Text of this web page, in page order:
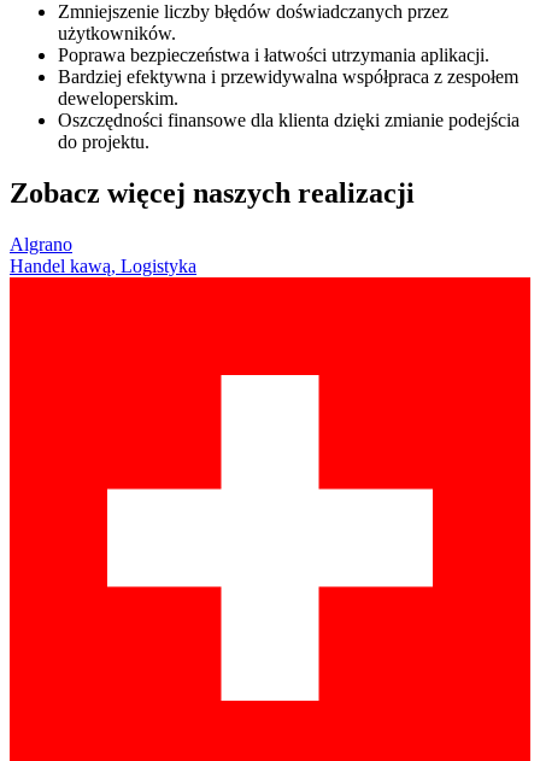
Zmniejszenie liczby błędów doświadczanych przez
użytkowników.
Poprawa bezpieczeństwa i łatwości utrzymania aplikacji.
Bardziej efektywna i przewidywalna współpraca z zespołem
deweloperskim.
Oszczędności finansowe dla klienta dzięki zmianie podejścia
do projektu.
Zobacz więcej naszych realizacji
Algrano
Handel kawą, Logistyka